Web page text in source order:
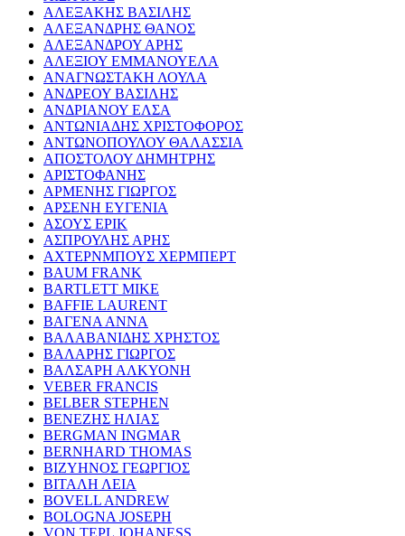
ΑΛΕΞΑΚΗΣ ΒΑΣΙΛΗΣ
ΑΛΕΞΑΝΔΡΗΣ ΘΑΝΟΣ
ΑΛΕΞΑΝΔΡΟΥ ΑΡΗΣ
ΑΛΕΞΙΟΥ ΕΜΜΑΝΟΥΕΛΑ
ΑΝΑΓΝΩΣΤΑΚΗ ΛΟΥΛΑ
ΑΝΔΡΕΟΥ ΒΑΣΙΛΗΣ
ΑΝΔΡΙΑΝΟΥ ΕΛΣΑ
ΑΝΤΩΝΙΑΔΗΣ ΧΡΙΣΤΟΦΟΡΟΣ
ΑΝΤΩΝΟΠΟΥΛΟΥ ΘΑΛΑΣΣΙΑ
ΑΠΟΣΤΟΛΟΥ ΔΗΜΗΤΡΗΣ
ΑΡΙΣΤΟΦΑΝΗΣ
ΑΡΜΕΝΗΣ ΓΙΩΡΓΟΣ
ΑΡΣΕΝΗ ΕΥΓΕΝΙΑ
ΑΣΟΥΣ ΕΡΙΚ
ΑΣΠΡΟΥΛΗΣ ΑΡΗΣ
ΑΧΤΕΡΝΜΠΟΥΣ ΧΕΡΜΠΕΡΤ
BAUM FRANK
BARTLETT MIKE
BAFFIE LAURENT
ΒΑΓΕΝΑ ΑΝΝΑ
ΒΑΛΑΒΑΝΙΔΗΣ ΧΡΗΣΤΟΣ
ΒΑΛΑΡΗΣ ΓΙΩΡΓΟΣ
ΒΑΛΣΑΡΗ ΑΛΚΥΟΝΗ
VEBER FRANCIS
BELBER STEPHEN
ΒΕΝΕΖΗΣ ΗΛΙΑΣ
BERGMAN INGMAR
BERNHARD THOMAS
ΒΙΖΥΗΝΟΣ ΓΕΩΡΓΙΟΣ
ΒΙΤΑΛΗ ΛΕΙΑ
BOVELL ANDREW
BOLOGNA JOSEPH
VON TEPL JOHANESS